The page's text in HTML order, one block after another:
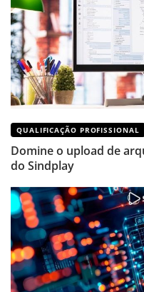
QUALIFICAÇÃO PROFISSIONAL
Domine o upload de
do Sindplay